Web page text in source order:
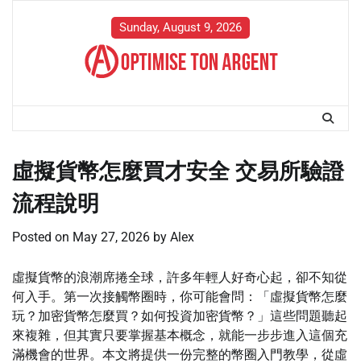
Sunday, August 9, 2026
虛擬貨幣怎麼買才安全 交易所驗證
流程說明
Posted on May 27, 2026 by Alex
虛擬貨幣的浪潮席捲全球，許多年輕人好奇心起，卻不知從
何入手。第一次接觸幣圈時，你可能會問：「虛擬貨幣怎麼
玩？加密貨幣怎麼買？如何投資加密貨幣？」這些問題聽起
來複雜，但其實只要掌握基本概念，就能一步步進入這個充
滿機會的世界。本文將提供一份完整的幣圈入門教學，從虛